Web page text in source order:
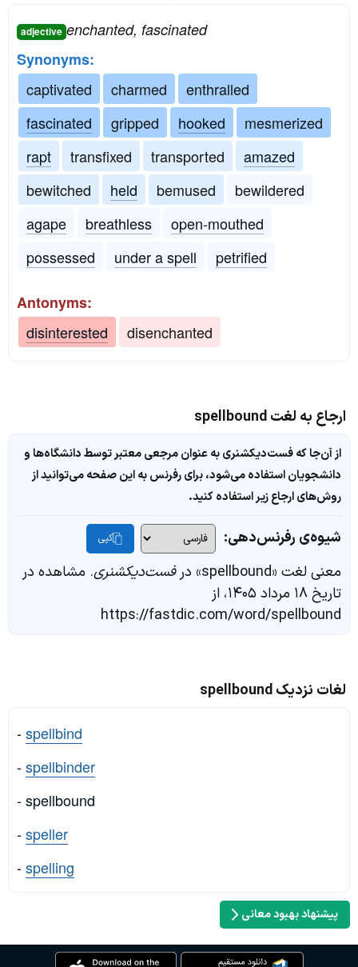
adjective enchanted, fascinated
Synonyms:
captivated
charmed
enthralled
fascinated
gripped hooked
mesmerized
rapt
transfixed transported
amazed
bewitched
held bemused
bewildered
agape
breathless
open-mouthed
possessed
under a spell petrified
Antonyms:
disinterested
disenchanted
ارجاع به لغت spellbound
از آن‌جا که فست‌دیکشنری به عنوان مرجعی معتبر توسط دانشگاه‌ها و
دانشجویان استفاده می‌شود، برای رفرنس به این صفحه می‌توانید از
روش‌های ارجاع زیر استفاده کنید.
شیوه‌ی رفرنس‌دهی: کپی
معنی لغت «spellbound» در فست‌دیکشنری. مشاهده در
تاریخ ۱۸ مرداد ۱۴۰۵، از
https://fastdic.com/word/spellbound
لغات نزدیک spellbound
-spellbind
-spellbinder
- spellbound
-speller
-spelling
پیشنهاد بهبود معانی